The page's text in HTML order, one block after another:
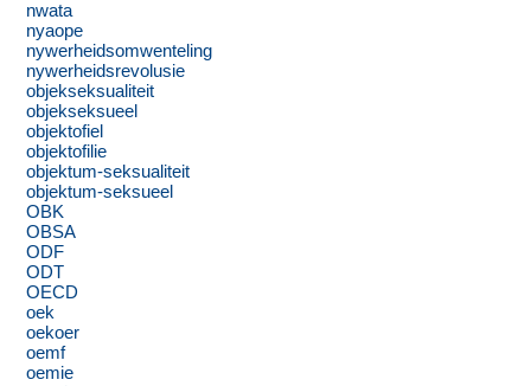
nwata
nyaope
nywerheidsomwenteling
nywerheidsrevolusie
objekseksualiteit
objekseksueel
objektofiel
objektofilie
objektum-seksualiteit
objektum-seksueel
OBK
OBSA
ODF
ODT
OECD
oek
oekoer
oemf
oemie